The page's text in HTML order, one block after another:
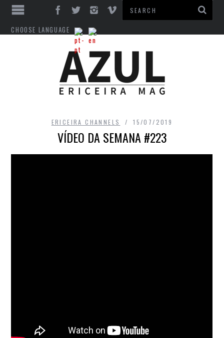
CHOOSE LANGUAGE
ERICEIRA CHANNELS 15/07/2019
VÍDEO DA SEMANA #223